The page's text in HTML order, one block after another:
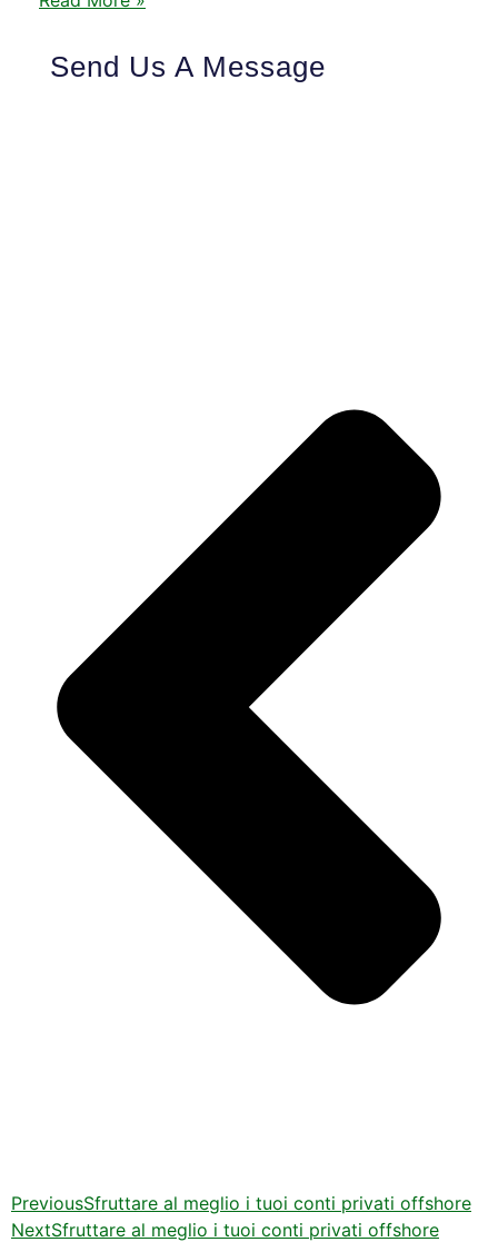
Send Us A Message
PreviousSfruttare al meglio i tuoi conti privati offshore
NextSfruttare al meglio i tuoi conti privati offshore